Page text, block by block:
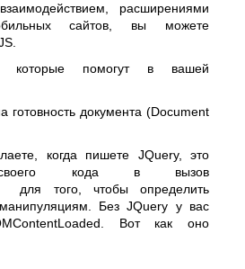
расширениями
сайтов, вы можете
которые помогут в вашей
готовность документа (Document
когда пишете JQuery, это
своего кода в вызов
для того, чтобы определить
Без JQuery у вас
Вот как оно